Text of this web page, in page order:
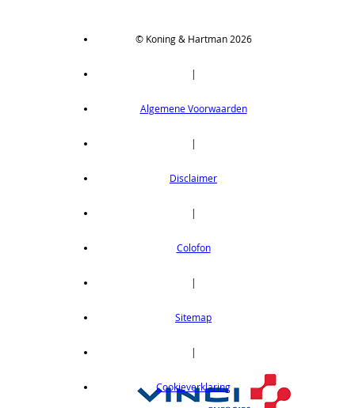
© Koning & Hartman 2026
|
Algemene Voorwaarden
|
Disclaimer
|
Colofon
|
Sitemap
|
Cookieverklaring